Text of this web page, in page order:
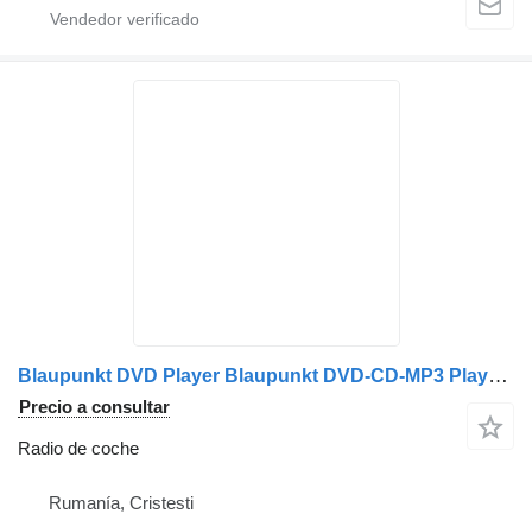
Blaupunkt DVD Player Blaupunkt DVD-CD-MP3 Player pentru Neoplan radio de coche para DVP 07C camión
Precio a consultar
Radio de coche
Rumanía, Cristesti